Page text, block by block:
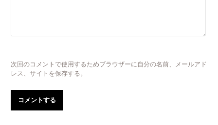
次回のコメントで使用するためブラウザーに自分の名前、メールアド
レス、サイトを保存する。